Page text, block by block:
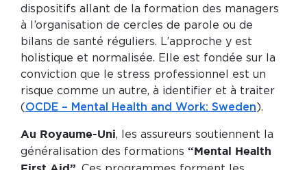
dispositifs allant de la formation des managers
à l’organisation de cercles de parole ou de
bilans de santé réguliers. L’approche y est
holistique et normalisée. Elle est fondée sur la
conviction que le stress professionnel est un
risque comme un autre, à identifier et à traiter
(OCDE – Mental Health and Work: Sweden).
Au Royaume-Uni, les assureurs soutiennent la
généralisation des formations “Mental Health